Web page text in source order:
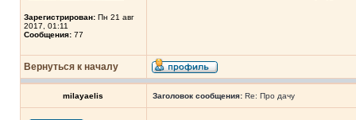
Зарегистрирован: Пн 21 авг
2017, 01:11
Сообщения: 77
Вернуться к началу
milayaelis Заголовок сообщения: Re: Про дачу